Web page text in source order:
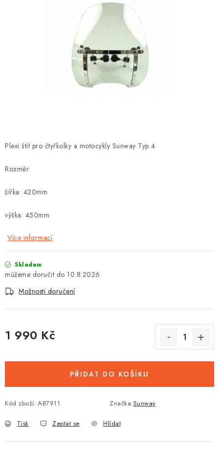
NÁPLNĚ A KAPALINY
Doprava a platba
Obchodní podmínky
Plexi štít pro čtyřkolky a motocykly Sunway Typ 4
Rozměr:
šířka: 420mm
výška: 450mm
Více informací
Skladem
10.8.2026
Možnosti doručení
1 990 Kč
PŘIDAT DO KOŠÍKU
Kód zboží: AB7911 Značka:Sunway
Tisk Zeptat se Hlídat